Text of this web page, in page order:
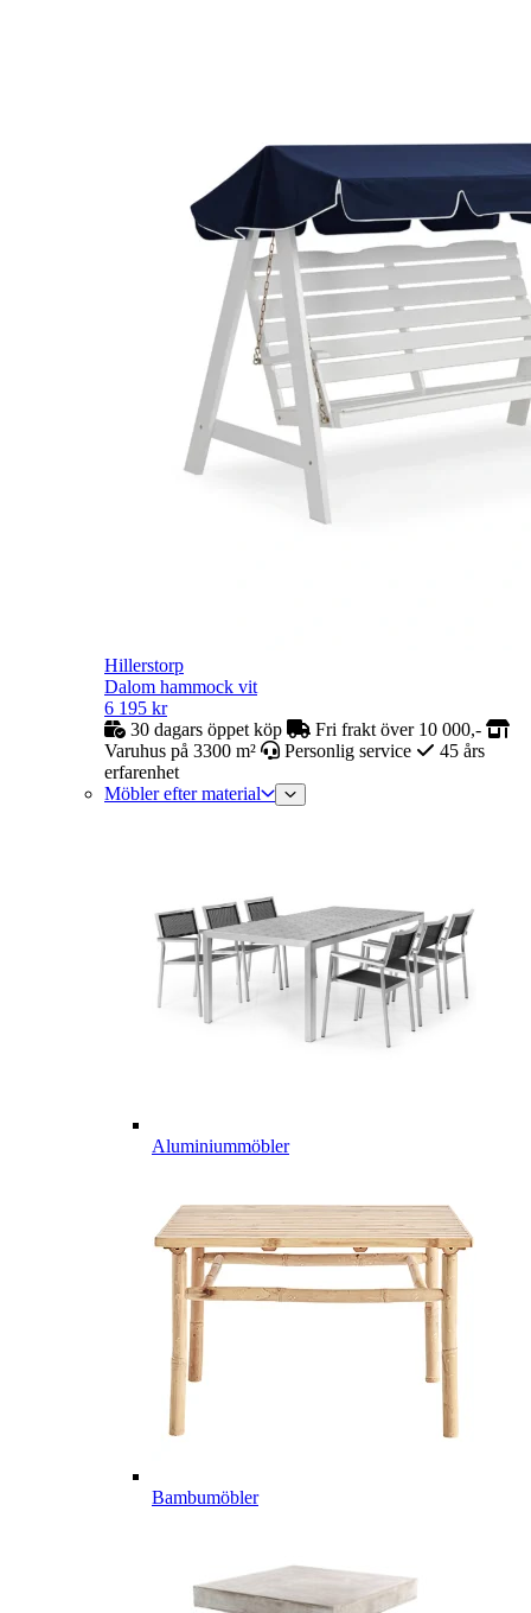
Hillerstorp
Dalom hammock vit
6 195 kr
30 dagars öppet köp
Fri frakt över 10 000,-
Varuhus på 3300 m²
Personlig service
45 års
erfarenhet
Möbler efter material
Aluminiummöbler
Bambumöbler